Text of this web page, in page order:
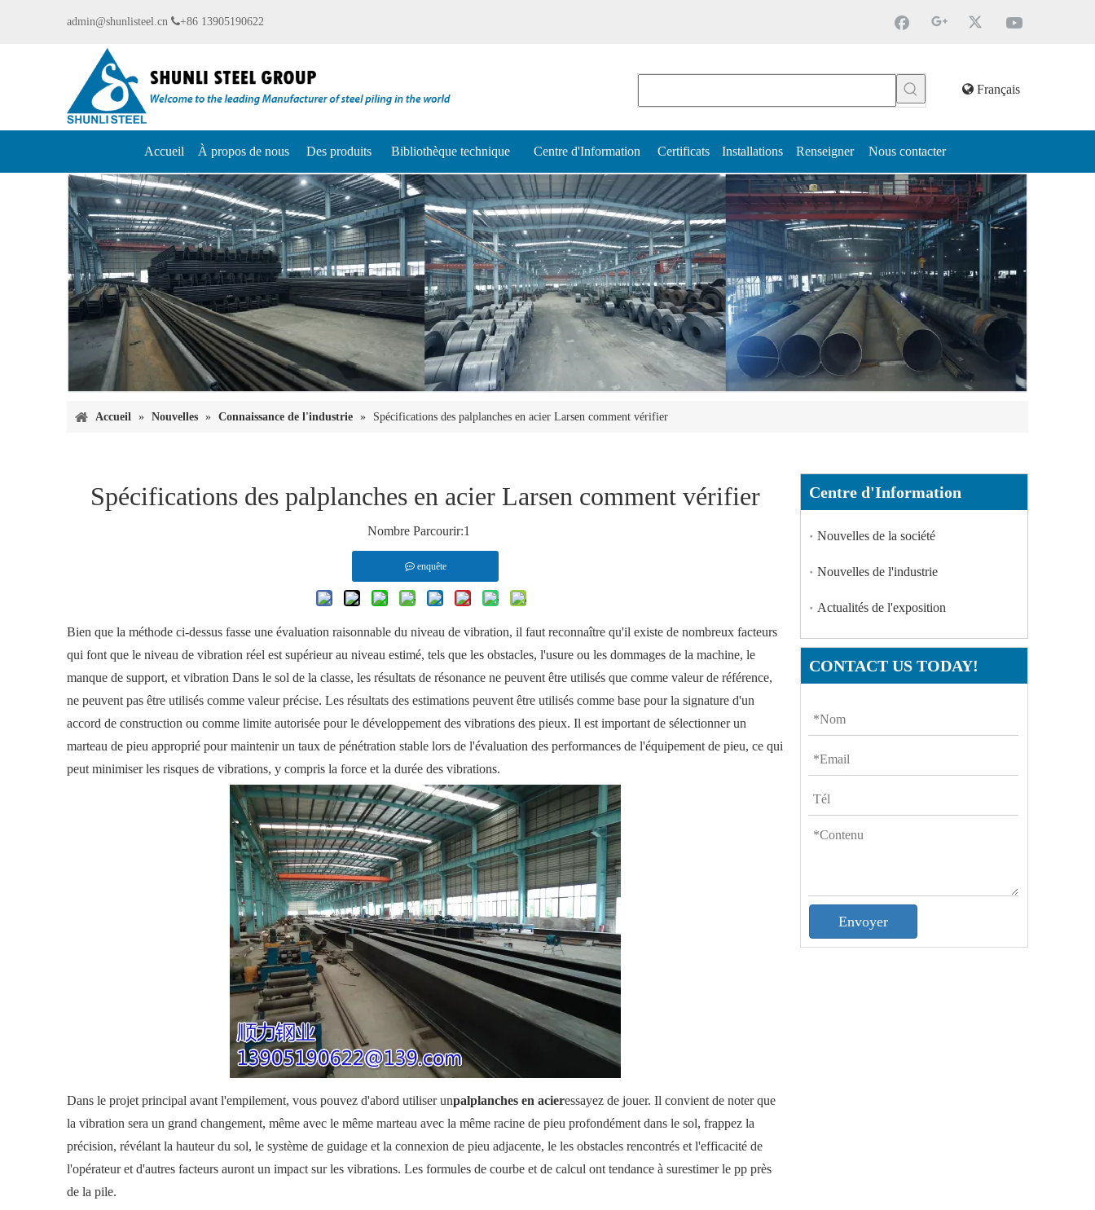
admin@shunlisteel.cn +86 13905190622
Français
Accueil À propos de nous Des produits Bibliothèque technique Centre d'Information Certificats Installations Renseigner Nous contacter
Accueil » Nouvelles » Connaissance de l'industrie » Spécifications des palplanches en acier Larsen comment vérifier
Spécifications des palplanches en acier Larsen comment vérifier
Nombre Parcourir:1
enquête
Bien que la méthode ci-dessus fasse une évaluation raisonnable du niveau de vibration, il faut reconnaître qu'il existe de nombreux facteurs
qui font que le niveau de vibration réel est supérieur au niveau estimé, tels que les obstacles, l'usure ou les dommages de la machine, le
manque de support, et vibration Dans le sol de la classe, les résultats de résonance ne peuvent être utilisés que comme valeur de référence,
ne peuvent pas être utilisés comme valeur précise. Les résultats des estimations peuvent être utilisés comme base pour la signature d'un
accord de construction ou comme limite autorisée pour le développement des vibrations des pieux. Il est important de sélectionner un
marteau de pieu approprié pour maintenir un taux de pénétration stable lors de l'évaluation des performances de l'équipement de pieu, ce qui
peut minimiser les risques de vibrations, y compris la force et la durée des vibrations.
Dans le projet principal avant l'empilement, vous pouvez d'abord utiliser unpalplanches en acieressayez de jouer. Il convient de noter que
la vibration sera un grand changement, même avec le même marteau avec la même racine de pieu profondément dans le sol, frappez la
précision, révélant la hauteur du sol, le système de guidage et la connexion de pieu adjacente, le les obstacles rencontrés et l'efficacité de
l'opérateur et d'autres facteurs auront un impact sur les vibrations. Les formules de courbe et de calcul ont tendance à surestimer le pp près
de la pile.
Centre d'Information
Nouvelles de la société
Nouvelles de l'industrie
Actualités de l'exposition
CONTACT US TODAY!
Envoyer